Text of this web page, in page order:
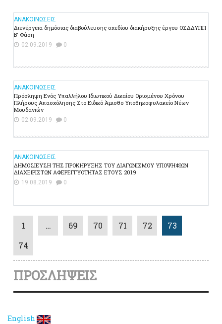
ΑΝΑΚΟΙΝΩΣΕΙΣ
Διενέργεια δημόσιας διαβούλευσης σχεδίου διακήρυξης έργου ΟΣΔΔΥΠΠ
Β' Φάση
02.09.2019 0
ΑΝΑΚΟΙΝΩΣΕΙΣ
Πρόσληψη Ενός Υπαλλήλου Ιδιωτικού Δικαίου Ορισμένου Χρόνου
Πλήρους Απασχόλησης Στο Ειδικό Άμισθο Υποθηκοφυλακείο Νέων
Μουδανιών
02.09.2019 0
ΑΝΑΚΟΙΝΩΣΕΙΣ
ΔΗΜΟΣΙΕΥΣΗ ΤΗΣ ΠΡΟΚΗΡΥΞΗΣ ΤΟΥ ΔΙΑΓΩΝΙΣΜΟΥ ΥΠΟΨΗΦΙΩΝ
ΔΙΑΧΕΙΡΙΣΤΩΝ ΑΦΕΡΕΓΓΥΟΤΗΤΑΣ ΕΤΟΥΣ 2019
19.08.2019 0
1 … 69 70 71 72
73
74
ΠΡΟΣΛΗΨΕΙΣ
English